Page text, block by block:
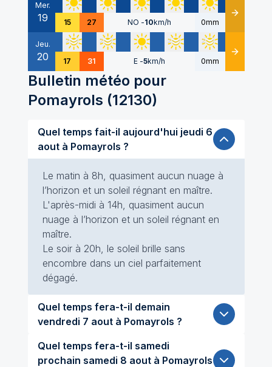
Mer.
19 15 27 NO -10km/h 0mm Détails
Jeu.
20 17 31 E -5km/h 0mm Détails
Bulletin météo pour
Pomayrols (12130)
Quel temps fait-il aujourd'hui jeudi 6
aout à Pomayrols ?
Le matin à 8h, quasiment aucun nuage à
l’horizon et un soleil régnant en maître.
L'après-midi à 14h, quasiment aucun
nuage à l’horizon et un soleil régnant en
maître.
Le soir à 20h, le soleil brille sans
encombre dans un ciel parfaitement
dégagé.
Quel temps fera-t-il demain
vendredi 7 aout à Pomayrols ?
Quel temps fera-t-il samedi
prochain samedi 8 aout à Pomayrols